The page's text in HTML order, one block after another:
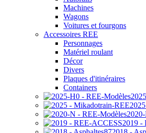
Machines
Wagons
Voitures et fourgons
Accessoires REE
Personnages
Matériel roulant
Décor
Divers
Plaques d'itinéraires
Containers
2019 -